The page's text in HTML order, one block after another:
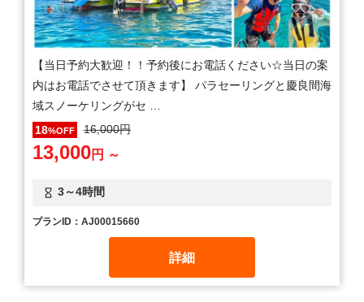
【当日予約大歓迎！！予約後にお電話ください☆当日の案
内はお電話でさせて頂きます】 パラセーリングと慶良間海
域スノーケリングがセ …
3～4時間
18%OFF 16,000円
13,000円 ～
プランID：AJ00015660
詳細